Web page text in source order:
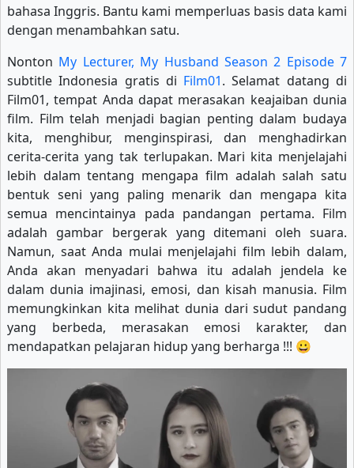
bahasa Inggris. Bantu kami memperluas basis data kami
dengan menambahkan satu.
Nonton My Lecturer, My Husband Season 2 Episode 7
subtitle Indonesia gratis di Film01. Selamat datang di
Film01, tempat Anda dapat merasakan keajaiban dunia
film. Film telah menjadi bagian penting dalam budaya
kita, menghibur, menginspirasi, dan menghadirkan
cerita-cerita yang tak terlupakan. Mari kita menjelajahi
lebih dalam tentang mengapa film adalah salah satu
bentuk seni yang paling menarik dan mengapa kita
semua mencintainya pada pandangan pertama. Film
adalah gambar bergerak yang ditemani oleh suara.
Namun, saat Anda mulai menjelajahi film lebih dalam,
Anda akan menyadari bahwa itu adalah jendela ke
dalam dunia imajinasi, emosi, dan kisah manusia. Film
memungkinkan kita melihat dunia dari sudut pandang
yang berbeda, merasakan emosi karakter, dan
mendapatkan pelajaran hidup yang berharga !!! 😀